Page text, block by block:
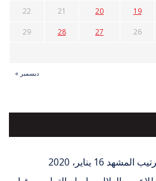
ديسمبر »
19
20
21
22
26
27
28
29
المشهد 16 يناير، 2020